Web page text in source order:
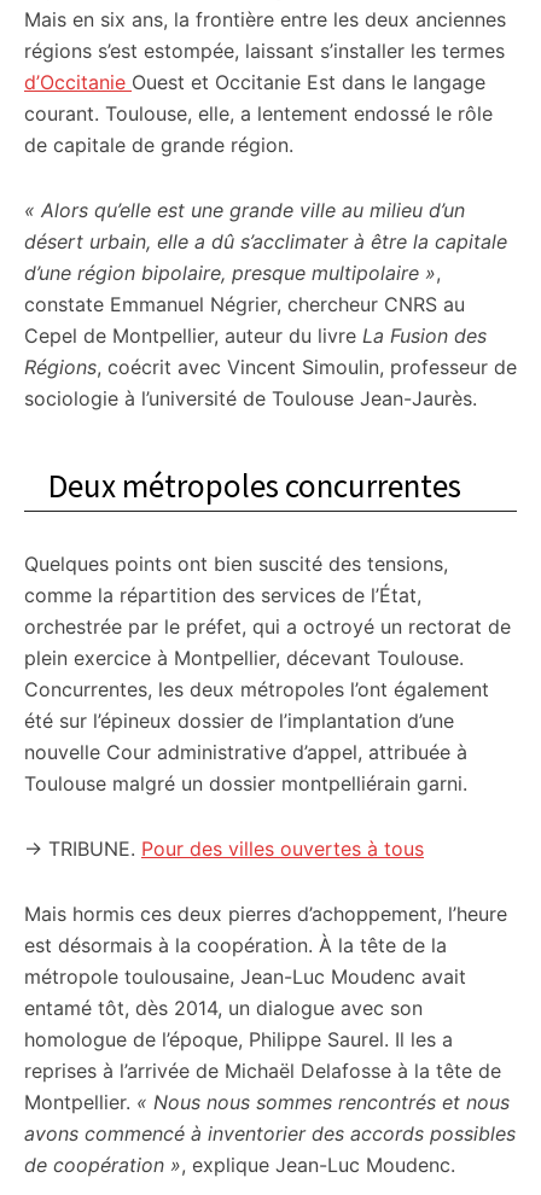
Mais en six ans, la frontière entre les deux anciennes
régions s’est estompée, laissant s’installer les termes
d’Occitanie Ouest et Occitanie Est dans le langage
courant. Toulouse, elle, a lentement endossé le rôle
de capitale de grande région.
« Alors qu’elle est une grande ville au milieu d’un
désert urbain, elle a dû s’acclimater à être la capitale
d’une région bipolaire, presque multipolaire »,
constate Emmanuel Négrier, chercheur CNRS au
Cepel de Montpellier, auteur du livre La Fusion des
Régions, coécrit avec Vincent Simoulin, professeur de
sociologie à l’université de Toulouse Jean-Jaurès.
Deux métropoles concurrentes
Quelques points ont bien suscité des tensions,
comme la répartition des services de l’État,
orchestrée par le préfet, qui a octroyé un rectorat de
plein exercice à Montpellier, décevant Toulouse.
Concurrentes, les deux métropoles l’ont également
été sur l’épineux dossier de l’implantation d’une
nouvelle Cour administrative d’appel, attribuée à
Toulouse malgré un dossier montpelliérain garni.
→ TRIBUNE. Pour des villes ouvertes à tous
Mais hormis ces deux pierres d’achoppement, l’heure
est désormais à la coopération. À la tête de la
métropole toulousaine, Jean-Luc Moudenc avait
entamé tôt, dès 2014, un dialogue avec son
homologue de l’époque, Philippe Saurel. Il les a
reprises à l’arrivée de Michaël Delafosse à la tête de
Montpellier. « Nous nous sommes rencontrés et nous
avons commencé à inventorier des accords possibles
de coopération », explique Jean-Luc Moudenc.